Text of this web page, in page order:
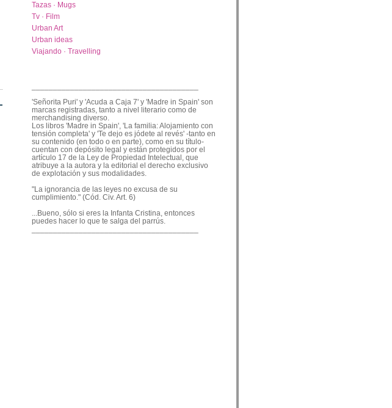
Tazas · Mugs
Tv · Film
Urban Art
Urban ideas
Viajando · Travelling
'Señorita Puri' y 'Acuda a Caja 7' y 'Madre in Spain' son
marcas registradas, tanto a nivel literario como de
merchandising diverso.
Los libros 'Madre in Spain', 'La familia: Alojamiento con
tensión completa' y 'Te dejo es jódete al revés' -tanto en
su contenido (en todo o en parte), como en su título-
cuentan con depósito legal y están protegidos por el
artículo 17 de la Ley de Propiedad Intelectual, que
atribuye a la autora y la editorial el derecho exclusivo
de explotación y sus modalidades.
"La ignorancia de las leyes no excusa de su
cumplimiento." (Cód. Civ. Art. 6)
...Bueno, sólo si eres la Infanta Cristina, entonces
puedes hacer lo que te salga del parrús.